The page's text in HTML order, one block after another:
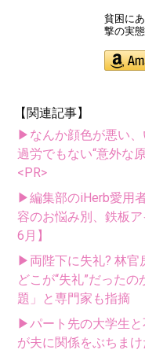
貧困に
撃の実
【関連記事】
▶なんか顔色が悪い、
過労でもない“意外な
<PR>
▶編集部のiHerb愛用
容のお悩み別、鉄板
6月】
▶両陛下に失礼? 林官
どこが“失礼”だった
題」と専門家も指摘
▶パート先の大学生
が夫に関係をぶちまけ